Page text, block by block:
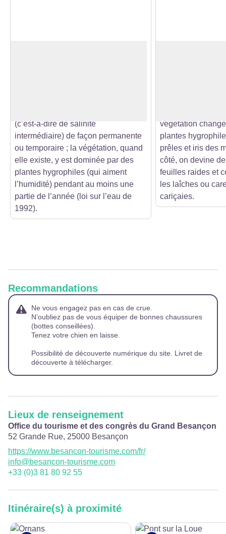
(c’est-à-dire de salinité
intermédiaire) de façon permanente
ou temporaire ; la végétation, quand
elle existe, y est dominée par des
plantes hygrophiles (qui aiment
l’humidité) pendant au moins une
partie de l’année (loi sur l’eau de
1992).
végétation
plantes
prêles et iris des
côté, on devine
feuilles raides et
les laîches ou
cariçaies.
Recommandations
Ne vous engagez pas en cas de crue.
N’oubliez pas de vous équiper de bonnes chaussures
(bottes conseillées).
Tenez votre chien en laisse.
Possibilité de découverte numérique du site. Livret de
découverte à télécharger.
Lieux de renseignement
Office du tourisme et des congrès du Grand Besançon
52 Grande Rue, 25000 Besançon
https://www.besancon-tourisme.com/fr/
info@besancon-tourisme.com
+33 (0)3 81 80 92 55
Itinéraire(s) à proximité